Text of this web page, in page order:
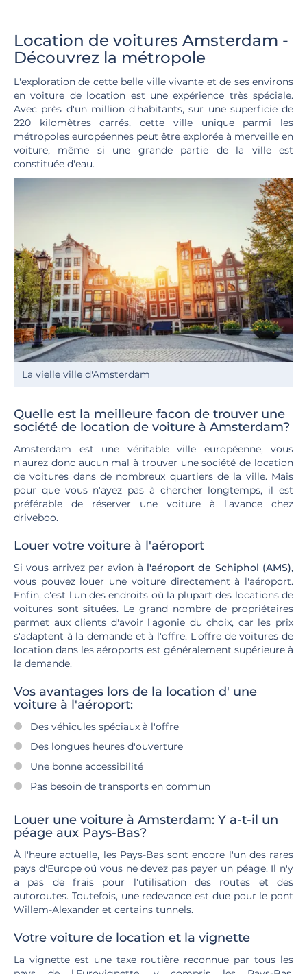
Location de voitures Amsterdam -
Découvrez la métropole
L'exploration de cette belle ville vivante et de ses environs
en voiture de location est une expérience très spéciale.
Avec près d'un million d'habitants, sur une superficie de
220 kilomètres carrés, cette ville unique parmi les
métropoles européennes peut être explorée à merveille en
voiture, même si une grande partie de la ville est
constituée d'eau.
La vielle ville d'Amsterdam
Quelle est la meilleure facon de trouver une
société de location de voiture à Amsterdam?
Amsterdam est une véritable ville européenne, vous
n'aurez donc aucun mal à trouver une société de location
de voitures dans de nombreux quartiers de la ville. Mais
pour que vous n'ayez pas à chercher longtemps, il est
préférable de réserver une voiture à l'avance chez
driveboo.
Louer votre voiture à l'aéroport
Si vous arrivez par avion à l'aéroport de Schiphol (AMS),
vous pouvez louer une voiture directement à l'aéroport.
Enfin, c'est l'un des endroits où la plupart des locations de
voitures sont situées. Le grand nombre de propriétaires
permet aux clients d'avoir l'agonie du choix, car les prix
s'adaptent à la demande et à l'offre. L'offre de voitures de
location dans les aéroports est généralement supérieure à
la demande.
Vos avantages lors de la location d' une
voiture à l'aéroport:
Des véhicules spéciaux à l'offre
Des longues heures d'ouverture
Une bonne accessibilité
Pas besoin de transports en commun
Louer une voiture à Amsterdam: Y a-t-il un
péage aux Pays-Bas?
À l'heure actuelle, les Pays-Bas sont encore l'un des rares
pays d'Europe oú vous ne devez pas payer un péage. Il n'y
a pas de frais pour l'utilisation des routes et des
autoroutes. Toutefois, une redevance est due pour le pont
Willem-Alexander et certains tunnels.
Votre voiture de location et la vignette
La vignette est une taxe routière reconnue par tous les